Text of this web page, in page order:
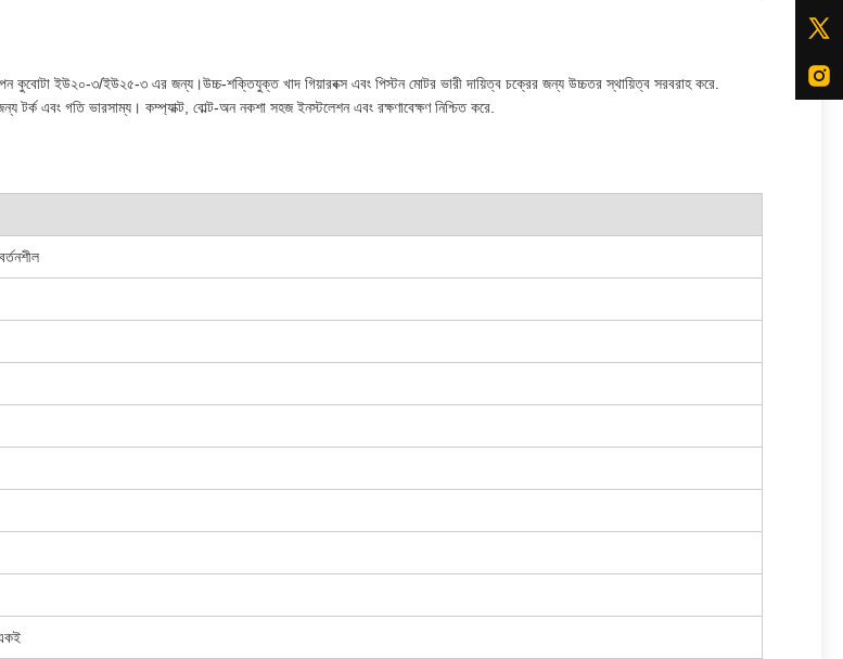
কুবোটা ইউ২০-৩/ইউ২৫-৩ এর জন্য।উচ্চ-শক্তিযুক্ত খাদ গিয়ারবক্স এবং পিস্টন মোটর ভারী দায়িত্ব চক্রের জন্য উচ্চতর স্থায়িত্ব সরবরাহ করে.
এবং গতি ভারসাম্য। কম্প্যাক্ট, বোল্ট-অন নকশা সহজ ইনস্টলেশন এবং রক্ষণাবেক্ষণ নিশ্চিত করে.